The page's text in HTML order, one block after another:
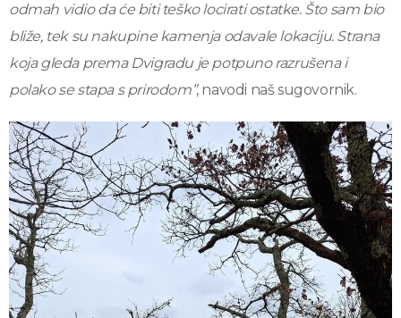
odmah vidio da će biti teško locirati ostatke. Što sam bio
bliže, tek su nakupine kamenja odavale lokaciju. Strana
koja gleda prema Dvigradu je potpuno razrušena i
polako se stapa s prirodom”, navodi naš sugovornik.